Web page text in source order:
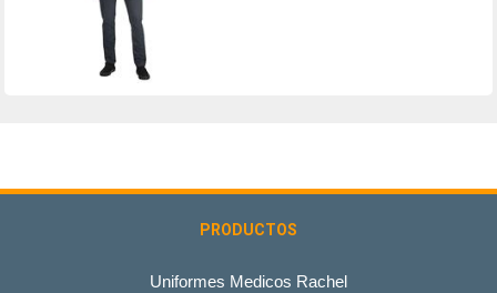
PRODUCTOS
Uniformes Medicos Rachel